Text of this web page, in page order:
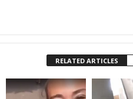
RELATED ARTICLES